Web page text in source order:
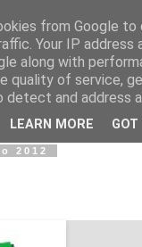
in
di Area delle arti
incontri
2012
from Google to
Your IP address
along with
quality of service,
and address
LEARN MORE GOT